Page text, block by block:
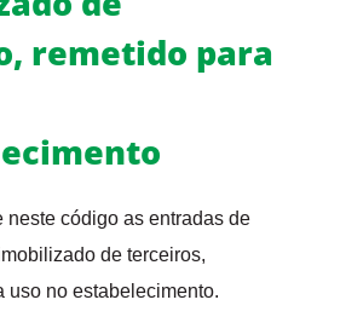
remetido para
neste código as entradas de
de terceiros,
uso no estabelecimento.